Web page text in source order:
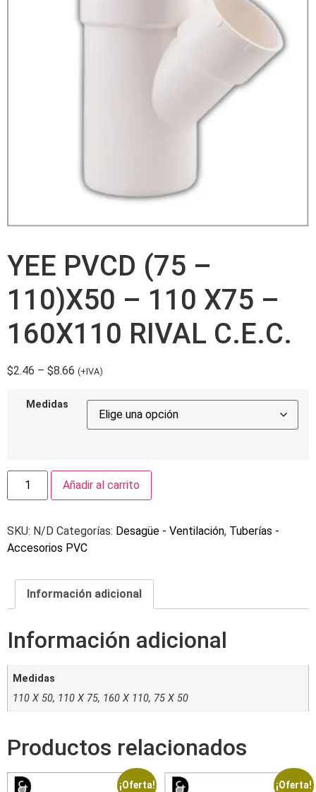
YEE PVCD (75 –
110)X50 – 110 X75 –
160X110 RIVAL C.E.C.
$2.46 – $8.66 (+IVA)
Medidas
Añadir al carrito
SKU: N/D Categorías: Desagüe - Ventilación, Tuberías -
Accesorios PVC
Información adicional
Información adicional
Medidas
110 X 50, 110 X 75, 160 X 110, 75 X 50
Productos relacionados
¡Oferta! ¡Oferta!